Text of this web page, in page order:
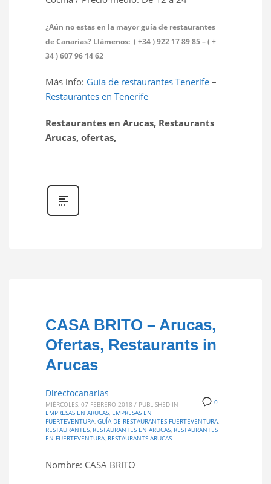
¿Aún no estas en la mayor guía de restaurantes
de Canarias? Llámenos: ( +34 ) 922 17 89 85 – ( +
34 ) 607 96 14 62
Más info: Guía de restaurantes Tenerife –
Restaurantes en Tenerife
Restaurantes en Arucas, Restaurants
Arucas, ofertas,
CASA BRITO – Arucas,
Ofertas, Restaurants in
Arucas
0
Directocanarias
MIÉRCOLES, 07 FEBRERO 2018 / PUBLISHED IN
EMPRESAS EN ARUCAS EMPRESAS EN
FUERTEVENTURA GUÍA DE RESTAURANTES FUERTEVENTURA
RESTAURANTES RESTAURANTES EN ARUCAS RESTAURANTES
EN FUERTEVENTURA RESTAURANTS ARUCAS
Nombre: CASA BRITO